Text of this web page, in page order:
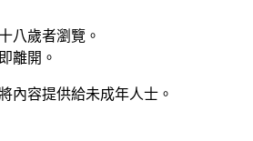
八歲者瀏覽。
離開。
內容提供給未成年人士。